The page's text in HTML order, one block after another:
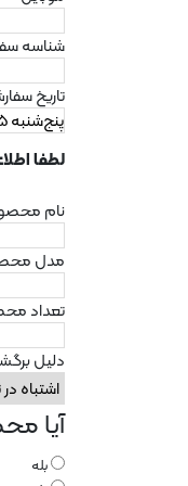
شناسه
تاریخ
لطفا
نام
مدل
تعداد
دلیل
آیا
بله